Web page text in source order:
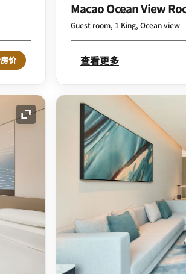
价
Macao Ocean View
Guest room, 1 King, Ocean view
查看更多
展开图标